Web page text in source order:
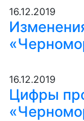
16.12.2019
16.12.2019
Цифры